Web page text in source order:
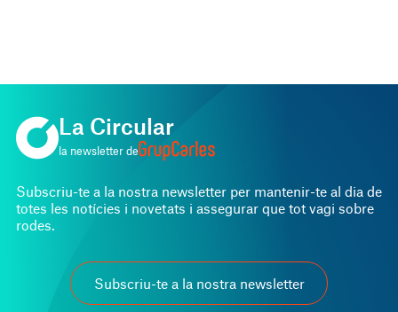
La Circular
la newsletter de
Subscriu-te a la nostra newsletter per mantenir-te al dia de
totes les notícies i novetats i assegurar que tot vagi sobre
rodes.
Subscriu-te a la nostra newsletter